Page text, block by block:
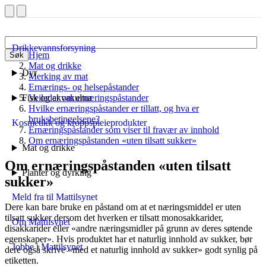
Søk
Drikkevannsforsyning
Dyr
Fisk og akvakultur
Kosmetikk og kroppspleieprodukter
Mat og drikke
Planter og dyrking
Meld fra til Mattilsynet
Om Mattilsynet
Jobbe i Mattilsynet
Hjem
Mat og drikke
Merking av mat
Ernærings- og helsepåstander
Veileder om ernæringspåstander
Hvilke ernæringspåstander er tillatt, og hva er
bruksbetingelsene?
Ernæringspåstander som viser til fravær av innhold
Om ernæringspåstanden «uten tilsatt sukker»
Om ernæringspåstanden «uten tilsatt
sukker»
Dere kan bare bruke en påstand om at et næringsmiddel er uten
tilsatt sukker dersom det hverken er tilsatt monosakkarider,
disakkarider eller «andre næringsmidler på grunn av deres søtende
egenskaper». Hvis produktet har et naturlig innhold av sukker, bør
dere også skrive «med et naturlig innhold av sukker» godt synlig på
etiketten.